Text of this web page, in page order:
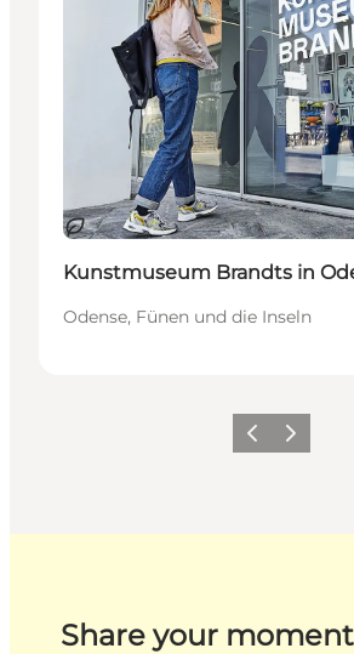
Nachhaltig
Kunstmuseum Brandts in
Odense, Fünen und die Inseln
ZurückWeiter
Share your